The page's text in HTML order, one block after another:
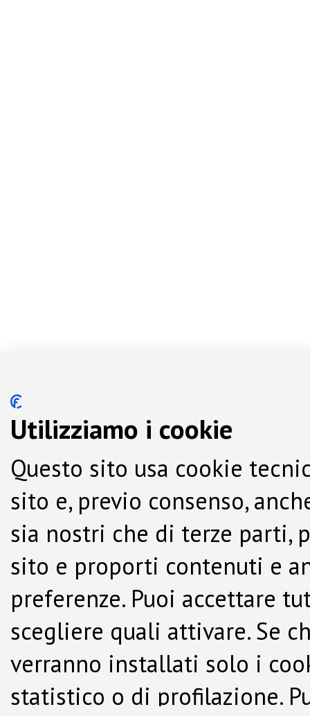
Utilizziamo i cookie
Questo sito usa cookie
sito e, previo consenso,
sia nostri che di terze parti,
sito e proporti contenuti e
preferenze. Puoi accettare
scegliere quali attivare. Se
verranno installati solo i
statistico o di profilazione.